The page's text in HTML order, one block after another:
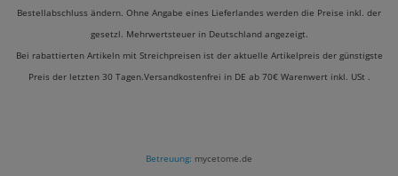
Bestellabschluss ändern. Ohne Angabe eines Lieferlandes werden die Preise inkl. der
gesetzl. Mehrwertsteuer in Deutschland angezeigt.
Bei rabattierten Artikeln mit Streichpreisen ist der aktuelle Artikelpreis der günstigste
Preis der letzten 30 Tagen.Versandkostenfrei in DE ab 70€ Warenwert inkl. USt .
Betreuung: mycetome.de